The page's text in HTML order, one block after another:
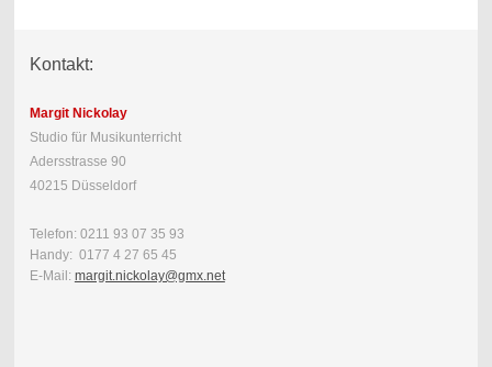
Kontakt:
Margit Nickolay
Studio für Musikunterricht
Adersstrasse 90
40215 Düsseldorf
Telefon: 0211 93 07 35 93
Handy: 0177 4 27 65 45
E-Mail: margit.nickolay@gmx.net